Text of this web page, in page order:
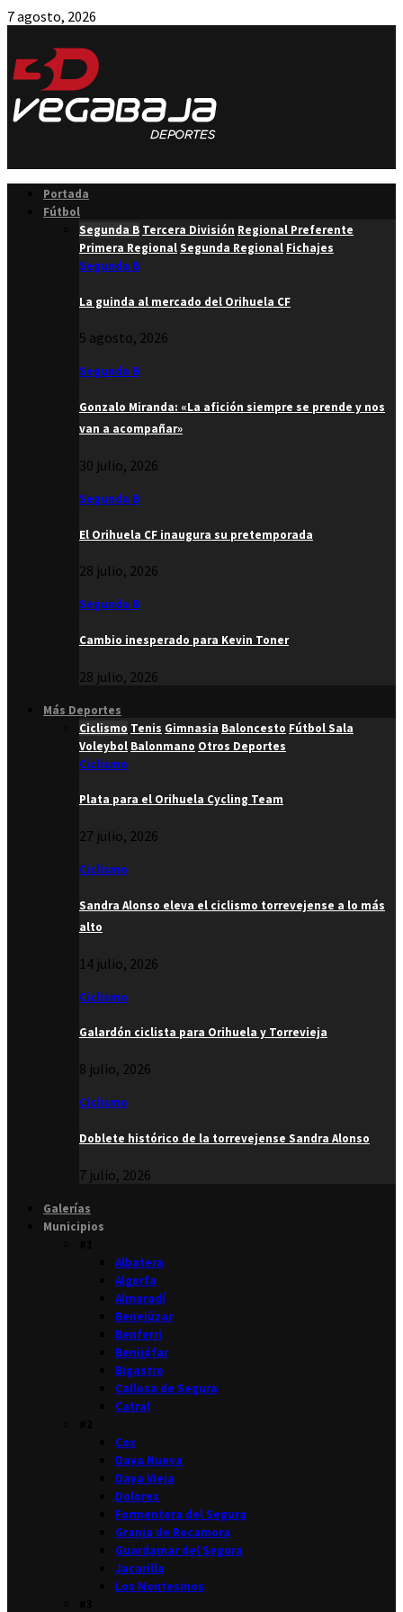
7 agosto, 2026
Portada
Fútbol
Segunda B Tercera División Regional Preferente
Primera RegionalSegunda Regional Fichajes
Segunda B
La guinda al mercado del Orihuela CF
5 agosto, 2026
Segunda B
Gonzalo Miranda: «La afición siempre se prende y nos
van a acompañar»
30 julio, 2026
Segunda B
El Orihuela CF inaugura su pretemporada
28 julio, 2026
Segunda B
Cambio inesperado para Kevin Toner
28 julio, 2026
Más Deportes
Ciclismo Tenis Gimnasia Baloncesto Fútbol Sala
Voleybol Balonmano Otros Deportes
Ciclismo
Plata para el Orihuela Cycling Team
27 julio, 2026
Ciclismo
Sandra Alonso eleva el ciclismo torrevejense a lo más
alto
14 julio, 2026
Ciclismo
Galardón ciclista para Orihuela y Torrevieja
8 julio, 2026
Ciclismo
Doblete histórico de la torrevejense Sandra Alonso
7 julio, 2026
Galerías
Municipios
Albatera
Algorfa
Almoradí
Benejúzar
Benferri
Benijófar
Bigastro
Callosa de Segura
Catral
Cox
Daya Nueva
Daya Vieja
Dolores
Formentera del Segura
Granja de Rocamora
Guardamar del Segura
Jacarilla
Los Montesinos